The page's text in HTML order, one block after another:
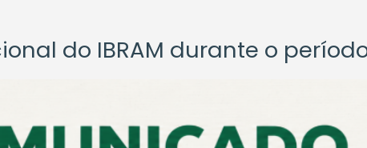
do IBRAM durante o